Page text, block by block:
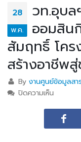
28
พ.ค.
วท.อุบล
ออมสิน
สัมฤทธิ์ โคร
สร้างอาชีพ
Byงานศูนย์ข้อมูลสา
ปิดความเห็น
2569